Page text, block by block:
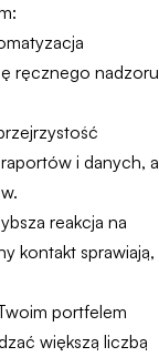
ręcznego nadzoru
i danych, a
reakcja na
kontakt sprawiają,
portfelem
większą liczbą